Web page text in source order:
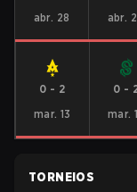
abr. 28
abr.
0 - 2
mar. 13
0 -
mar.
TORNEIOS